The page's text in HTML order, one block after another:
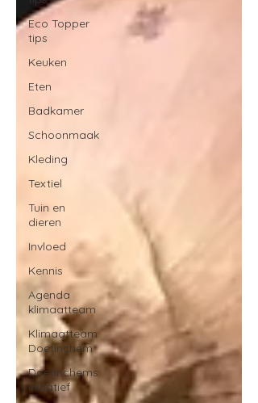
Eco Topper
tips
Keuken
Eten
Badkamer
Schoonmaak
Kleding
Textiel
Tuin en
dieren
Invloed
Kennis
Agenda
klimaatteam
Klimaatteam
Doetinchem
Doetinchems
initiatief